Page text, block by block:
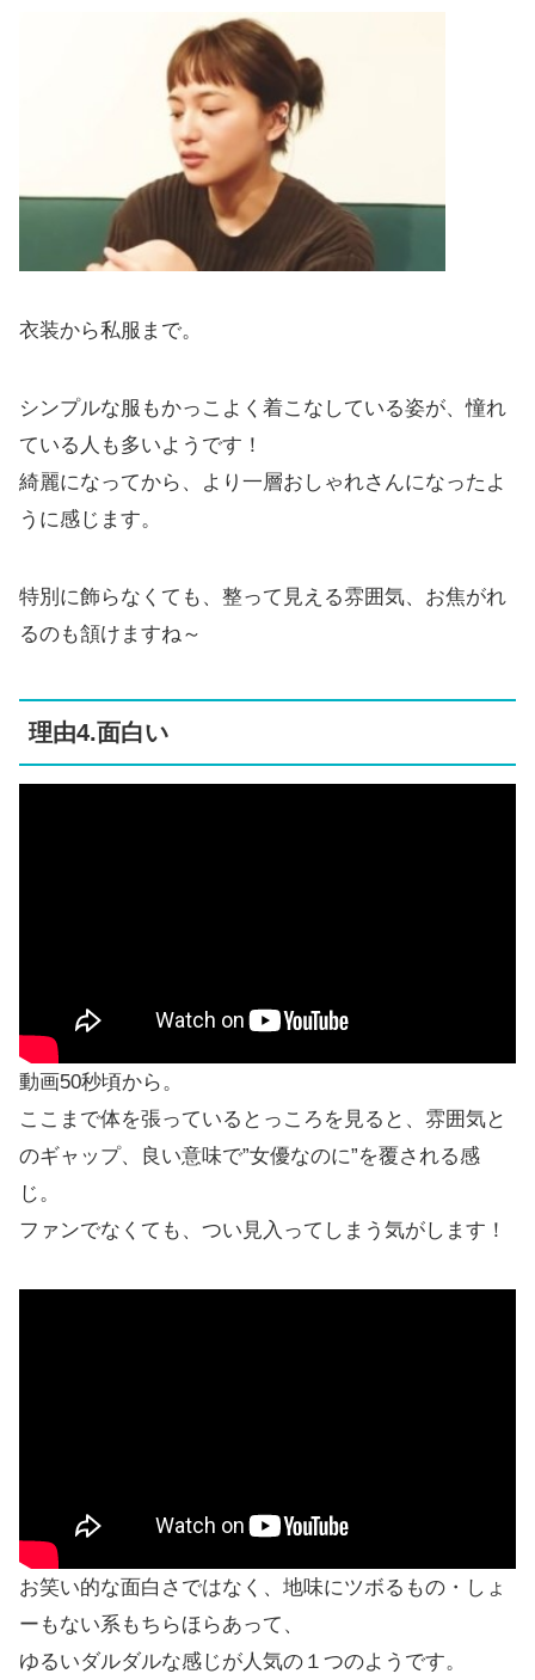
衣装から私服まで。
シンプルな服もかっこよく着こなしている姿が、憧れ
ている人も多いようです！
綺麗になってから、より一層おしゃれさんになったよ
うに感じます。
特別に飾らなくても、整って見える雰囲気、お焦がれ
るのも頷けますね～
理由4.面白い
動画50秒頃から。
ここまで体を張っているとっころを見ると、雰囲気と
のギャップ、良い意味で”女優なのに”を覆される感
じ。
ファンでなくても、つい見入ってしまう気がします！
お笑い的な面白さではなく、地味にツボるもの・しょ
ーもない系もちらほらあって、
ゆるいダルダルな感じが人気の１つのようです。